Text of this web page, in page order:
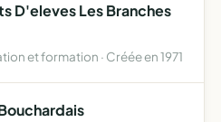
D'eleves Les Branches
et formation · Créée en 1971